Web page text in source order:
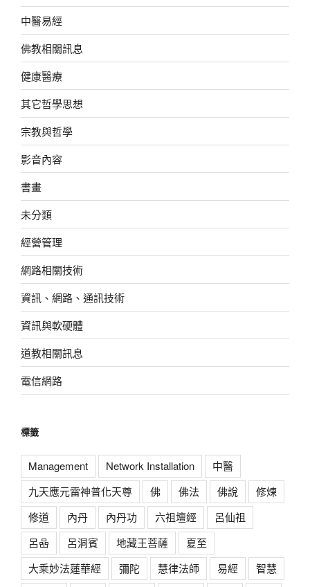
中醫易經
佛教相關訊息
健康醫療
其它哲學思想
宗教與哲學
影音內容
書畫
未分類
經營管理
網路相關技術
資訊、網路、通訊技術
資訊與軟硬體
道教相關訊息
電信網路
標籤
Management Network Installation
中醫
九天應元雷神普化天尊
佛 佛法 佛說
修煉
修道
內丹 內丹功 六祖壇經
呂仙祖
呂喦
呂洞賓 地藏王菩薩
夏至
大乘妙法蓮華經
彌陀 慧律法師 易經
智慧